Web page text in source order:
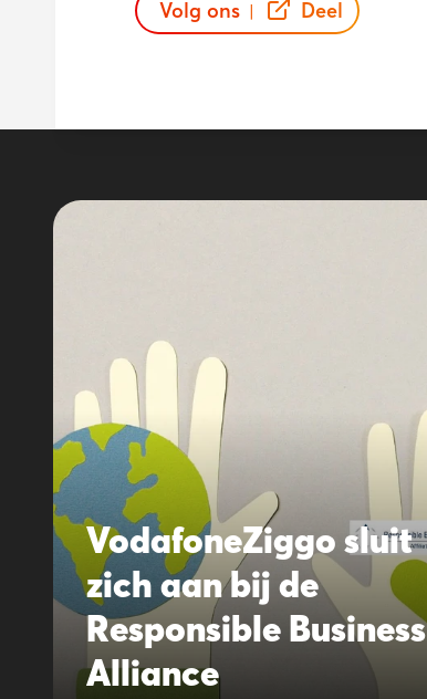
Volg ons | Deel
VodafoneZiggo sluit
zich aan bij de
Responsible Business
Alliance